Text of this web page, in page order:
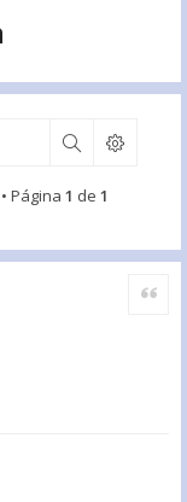
Página 1 de 1
Citar